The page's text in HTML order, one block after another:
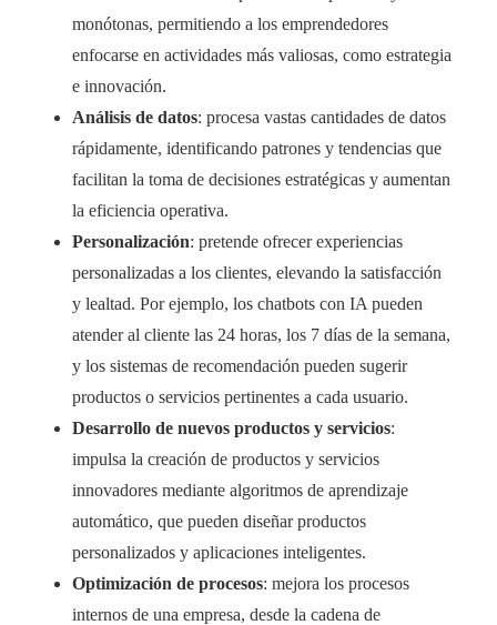
monótonas, permitiendo a los emprendedores
enfocarse en actividades más valiosas, como estrategia
e innovación.
Análisis de datos: procesa vastas cantidades de datos
rápidamente, identificando patrones y tendencias que
facilitan la toma de decisiones estratégicas y aumentan
la eficiencia operativa.
Personalización: pretende ofrecer experiencias
personalizadas a los clientes, elevando la satisfacción
y lealtad. Por ejemplo, los chatbots con IA pueden
atender al cliente las 24 horas, los 7 días de la semana,
y los sistemas de recomendación pueden sugerir
productos o servicios pertinentes a cada usuario.
Desarrollo de nuevos productos y servicios:
impulsa la creación de productos y servicios
innovadores mediante algoritmos de aprendizaje
automático, que pueden diseñar productos
personalizados y aplicaciones inteligentes.
Optimización de procesos: mejora los procesos
internos de una empresa, desde la cadena de